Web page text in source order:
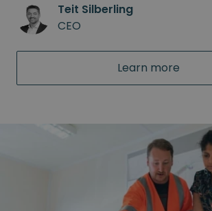
Teit Silberling
CEO
Learn more